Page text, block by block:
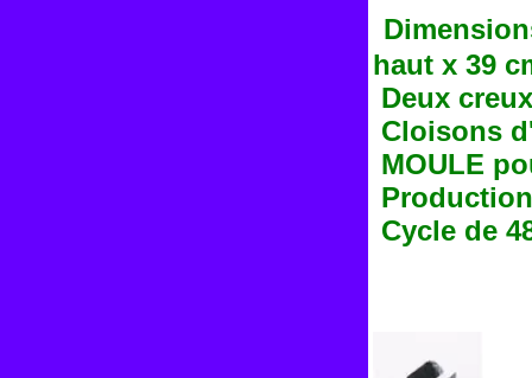
haut x 39
Deux
Cloisons
MOULE
Cycle de